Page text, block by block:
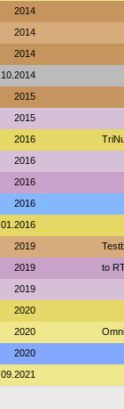
2014
2014
2014
10.2014
2015
2015
2016
2016
2016
2016
01.2016
2019
2019 to
2019
2020
2020
2020
09.2021